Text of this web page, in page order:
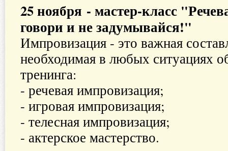
25 ноября - мастер-класс
говори и не задумывайся!"
Импровизация - это важная
необходимая в любых ситуациях
тренинга:
- речевая импровизация;
- игровая импровизация;
- телесная импровизация;
- актерское мастерство.